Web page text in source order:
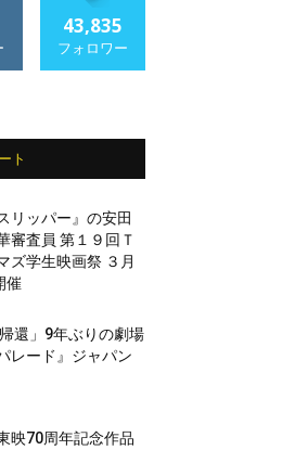
43,835
フォロワー
ト
リッパー』の安田
審査員 第１９回Ｔ
ズ学生映画祭 ３月
催
帰還」9年ぶりの劇場
レード』ジャパン
映70周年記念作品